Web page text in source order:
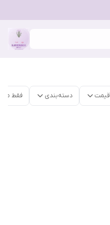
قیمت دسته‌بندی فقط